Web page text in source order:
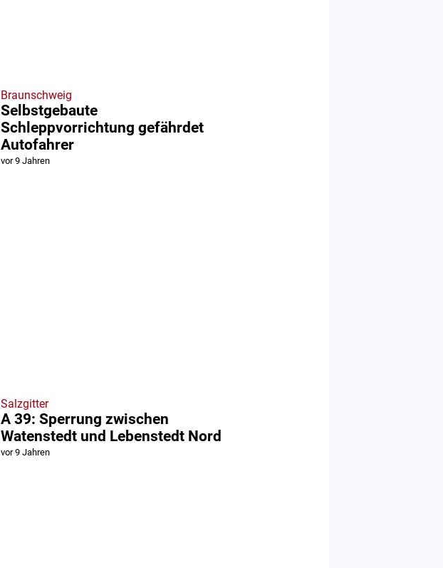
Braunschweig
Selbstgebaute
Schleppvorrichtung gefährdet
Autofahrer
vor 9 Jahren
Salzgitter
A 39: Sperrung zwischen
Watenstedt und Lebenstedt Nord
vor 9 Jahren